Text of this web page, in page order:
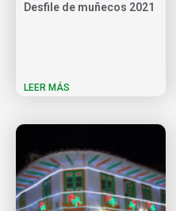
Desfile de muñecos 2021
LEER MÁS